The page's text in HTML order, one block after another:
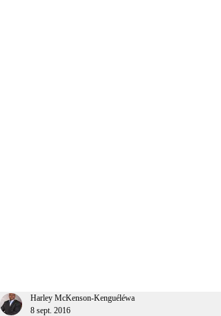
Harley McKenson-Kenguéléwa
8 sept. 2016